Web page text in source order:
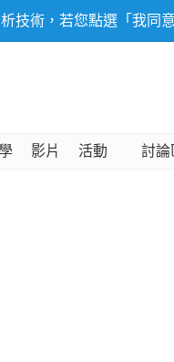
技術，若您點選「我同
影片 活動 討論